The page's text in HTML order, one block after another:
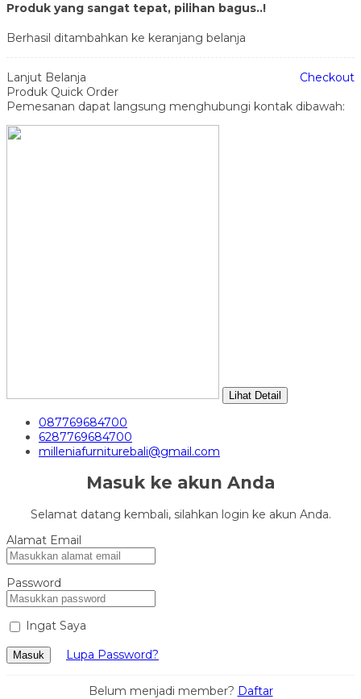
Produk yang sangat tepat, pilihan bagus..!
Berhasil ditambahkan ke keranjang belanja
Lanjut Belanja
Checkout
Produk Quick Order
Pemesanan dapat langsung menghubungi kontak dibawah:
Lihat Detail
087769684700
6287769684700
milleniafurniturebali@gmail.com
Masuk ke akun Anda
Selamat datang kembali, silahkan login ke akun Anda.
Alamat Email
Password
Ingat Saya
Masuk Lupa Password?
Belum menjadi member? Daftar